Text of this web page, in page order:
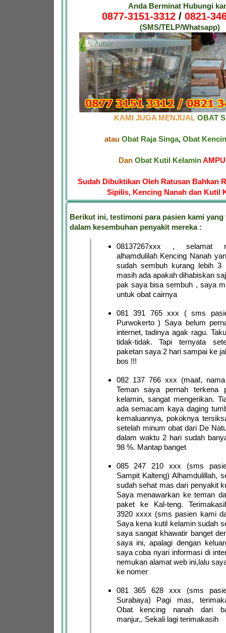
Anda Berminat Hubungi
0877-3151-3312 /0821-
(SMS/TELP/Whatsapp)
KAMI JUGA MENJUAL OBAT
atau Obat Raja Singa, Obat
Dan Obat Kutil Kelamin
Sudah Dibuktikan Oleh Ratusan Bahkan
Sipilis, Kencing Nanah dan Kutil
Berikut ini, testimoni para pasien kami yang
dalam kesembuhan penyakit mereka :
08137267xxx , selamat
alhamdulilah Kencing Nanah
sudah sembuh kurang lebih 3
masih ada apakah dihabiskan
pak saya bisa sembuh , saya
untuk obat cairnya
081 391 765 xxx ( sms
Purwokerto ) Saya belum
internet, tadinya agak ragu.
tidak-tidak. Tapi ternyata
paketan saya 2 hari sampai ke
bos !!!
082 137 766 xxx (maaf, nama
Teman saya pernah terkena
kelamin, sangat mengerikan.
ada semacam kaya daging
kemaluannya, pokoknya
setelah minum obat dari De
dalam waktu 2 hari sudah
98 %. Mantap banget
085 247 210 xxx (sms
Sampit Kalteng) Alhamdulillah,
sudah sehat mas dari penyakit
Saya menawarkan ke teman
paket ke Kal-teng.
3920 xxxx (sms pasien kami
Saya kena kutil kelamin sudah
saya sangat khawatir banget
saya ini, apalagi dengan
saya coba nyari informasi di
nemukan alamat web ini,lalu
ke nomer
081 365 628 xxx (sms
Surabaya) Pagi mas,
Obat kencing nanah dari
manjur,. Sekali lagi terimakasih